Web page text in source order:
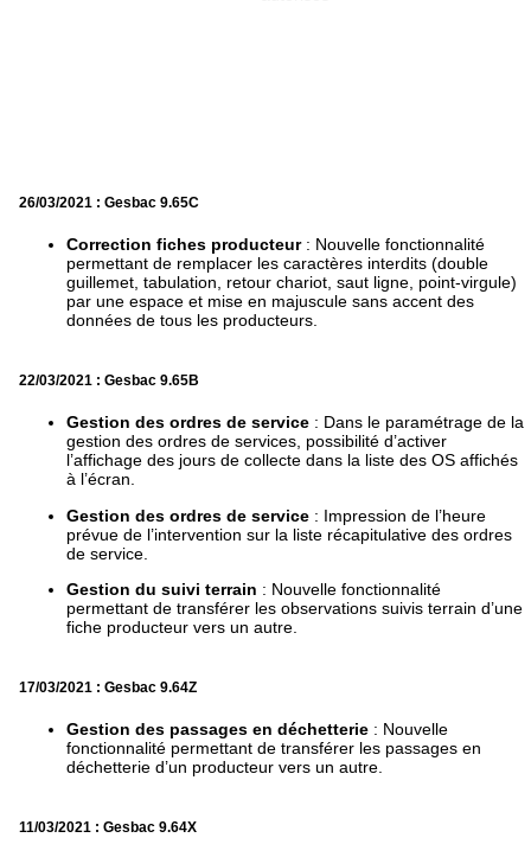
26/03/2021 : Gesbac 9.65C
Correction fiches producteur: Nouvelle fonctionnalité
permettant de remplacer les caractères interdits (double
guillemet, tabulation, retour chariot, saut ligne, point-virgule)
par une espace et mise en majuscule sans accent des
données de tous les producteurs.
22/03/2021 : Gesbac 9.65B
Gestion des ordres de service : Dans le paramétrage de la
gestion des ordres de services, possibilité d’activer
l’affichage des jours de collecte dans la liste des OS affichés
à l’écran.
Gestion des ordres de service : Impression de l’heure
prévue de l’intervention sur la liste récapitulative des ordres
de service.
Gestion du suivi terrain : Nouvelle fonctionnalité
permettant de transférer les observations suivis terrain d’une
fiche producteur vers un autre.
17/03/2021 : Gesbac 9.64Z
Gestion des passages en déchetterie : Nouvelle
fonctionnalité permettant de transférer les passages en
déchetterie d’un producteur vers un autre.
11/03/2021 : Gesbac 9.64X